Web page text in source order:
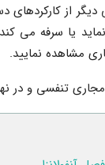
از
یا سرفه می کند
مشاهده نمایید.
تنفسی و در